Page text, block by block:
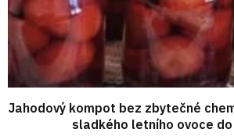
Jahodový kompot bez zbytečné
sladkého letního ovoce